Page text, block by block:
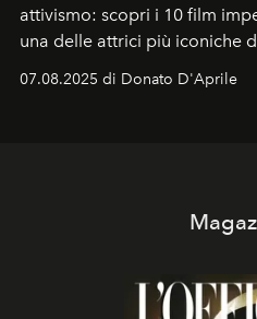
attivismo: scopri i 10 film
una delle attrici più iconiche
07.08.2025 di Donato D'Aprile